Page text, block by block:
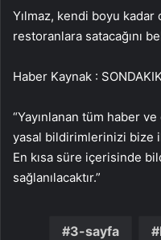
Yılmaz, kendi boyu kadar
restoranlara satacağını
Haber Kaynak :
“Yayınlanan tüm haber
yasal bildirimlerinizi bize
En kısa süre içerisinde
sağlanılacaktır.”
3-sayfa